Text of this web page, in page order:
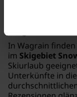
Welche
In Wagrain
im Skigebiet
Skiurlaub
Unterkünfte in